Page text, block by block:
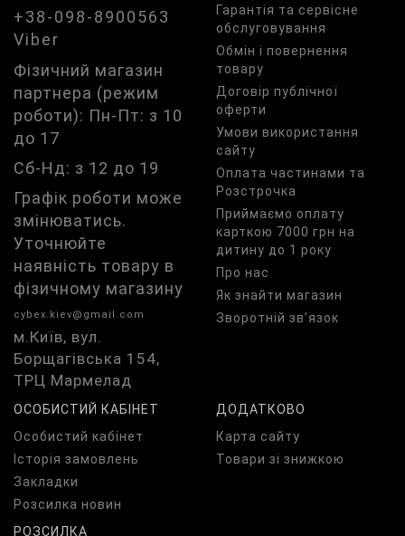
+38-098-8900563
Viber
Фізичний магазин
партнера (режим
роботи): Пн-Пт: з 10
до 17
Сб-Нд: з 12 до 19
Графік роботи може
змінюватись.
Уточнюйте
наявність товару в
фізичному магазину
cybex.kiev@gmail.com
м.Київ, вул.
Борщагівська 154,
ТРЦ Мармелад
Гарантія та сервісне
обслуговування
Обмін і повернення
товару
Договір публічної
оферти
Умови використання
сайту
Оплата частинами та
Розстрочка
Приймаємо оплату
карткою 7000 грн на
дитину до 1 року
Про нас
Як знайти магазин
Зворотній зв’язок
ОСОБИСТИЙ КАБІНЕТ
Особистий кабінет
Історія замовлень
Закладки
Розсилка новин
ДОДАТКОВО
Карта сайту
Товари зі знижкою
РОЗСИЛКА